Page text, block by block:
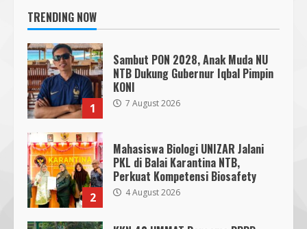
TRENDING NOW
1
Sambut PON 2028, Anak Muda NU
NTB Dukung Gubernur Iqbal Pimpin
KONI
7 August 2026
2
Mahasiswa Biologi UNIZAR Jalani
PKL di Balai Karantina NTB,
Perkuat Kompetensi Biosafety
4 August 2026